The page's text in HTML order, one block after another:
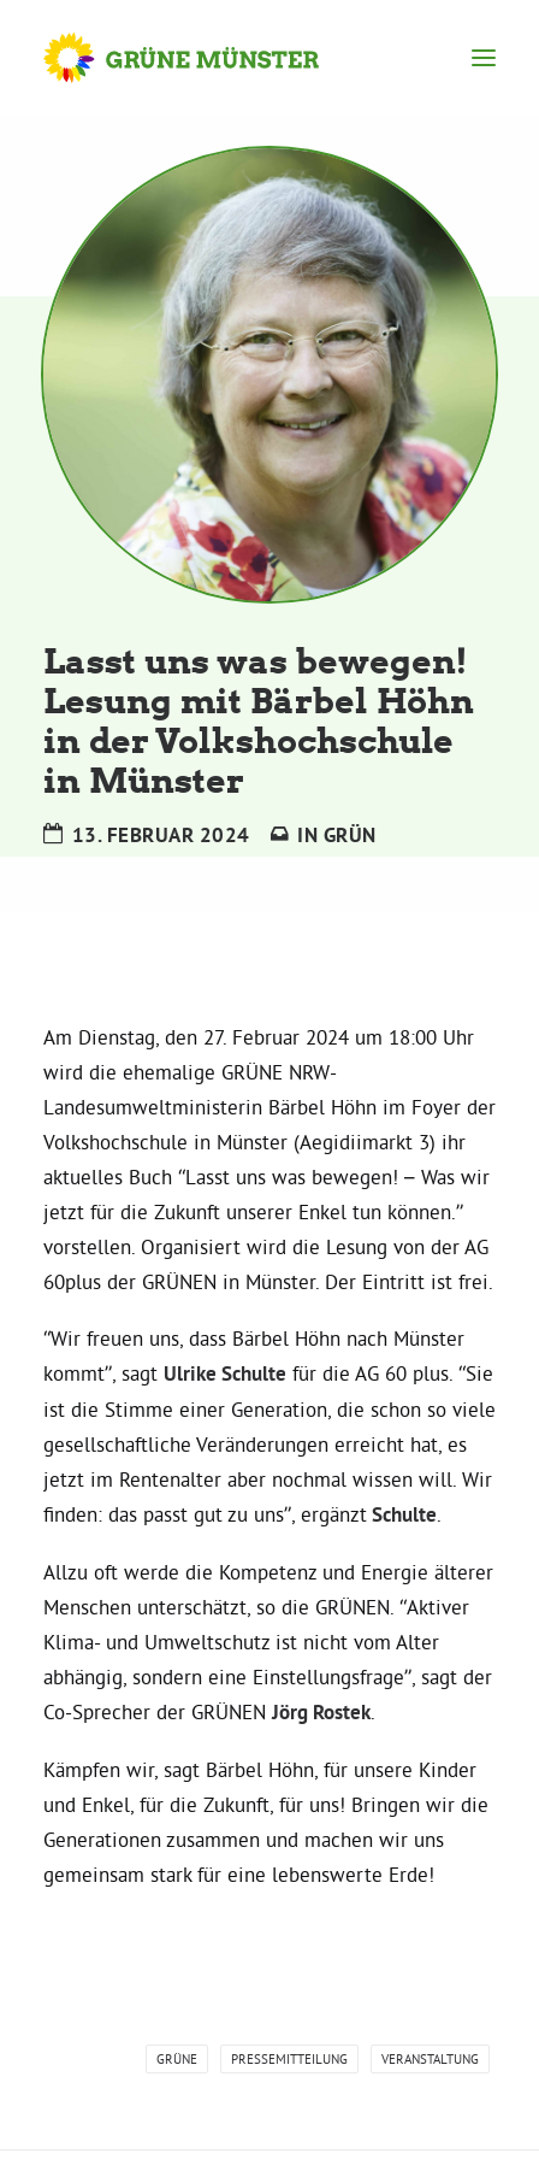
Partei
Kreisvorstand
Kreisgeschäftsstelle
Mitgliederversammlung
Ortsverbände
Kommissionen
Grünes Zentrum
Personen
Sylvia Rietenberg, MdB
Robin Korte, MdL
Daniel Freund, MdEP
Delegierte
Grüne im Rathaus
Ratsfraktion
Ratsmitglieder 2025 – 2030
Ratsanträge
Fraktionsgeschäftsstelle
Bezirksvertretungen
Aktiv werden
Termine
Kommunalpolitik
Lasst uns was bewegen!
Lesung mit Bärbel Höhn
in der Volkshochschule
in Münster
13. FEBRUAR 2024 IN GRÜN
Am Dienstag, den 27. Februar 2024 um 18:00 Uhr
wird die ehemalige GRÜNE NRW-
Landesumweltministerin Bärbel Höhn im Foyer der
Volkshochschule in Münster (Aegidiimarkt 3) ihr
aktuelles Buch “Lasst uns was bewegen! – Was wir
jetzt für die Zukunft unserer Enkel tun können.”
vorstellen. Organisiert wird die Lesung von der AG
60plus der GRÜNEN in Münster. Der Eintritt ist frei.
“Wir freuen uns, dass Bärbel Höhn nach Münster
kommt”, sagt Ulrike Schulte für die AG 60 plus. “Sie
ist die Stimme einer Generation, die schon so viele
gesellschaftliche Veränderungen erreicht hat, es
jetzt im Rentenalter aber nochmal wissen will. Wir
finden: das passt gut zu uns”, ergänztSchulte
Allzu oft werde die Kompetenz und Energie älterer
Menschen unterschätzt, so die GRÜNEN. “Aktiver
Klima- und Umweltschutz ist nicht vom Alter
abhängig, sondern eine Einstellungsfrage”, sagt der
Co-Sprecher der GRÜNEN Jörg Rostek
Kämpfen wir, sagt Bärbel Höhn, für unsere Kinder
und Enkel, für die Zukunft, für uns! Bringen wir die
Generationen zusammen und machen wir uns
gemeinsam stark für eine lebenswerte Erde!
GRÜNE PRESSEMITTEILUNG VERANSTALTUNG